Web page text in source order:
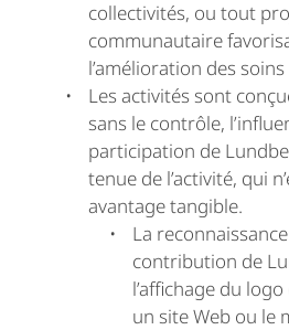
collectivités, ou tout
communautaire
l’amélioration des
Les activités sont
sans le contrôle,
participation de
tenue de l’activité, qui
avantage tangible.
La
contribution de
l’affichage du
un site Web ou le